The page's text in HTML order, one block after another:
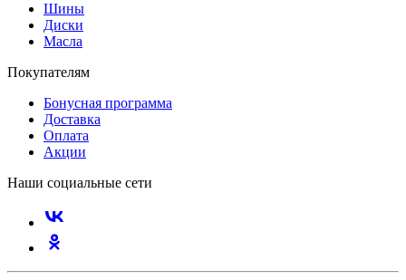
Шины
Диски
Масла
Покупателям
Бонусная программа
Доставка
Оплата
Акции
Наши социальные сети